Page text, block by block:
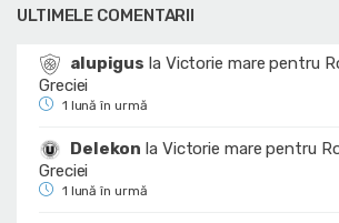
ULTIMELE COMENTARII
alupigus la Victorie mare pentru
Greciei
1 lună în urmă
Delekon la Victorie mare pentru
Greciei
1 lună în urmă